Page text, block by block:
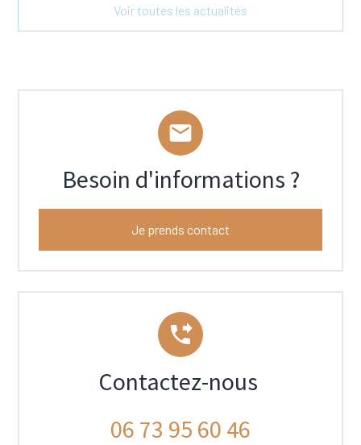
Voir toutes les actualités
mail
Besoin d'informations ?
Je prends contact
phone_forwarded
Contactez-nous
06 73 95 60 46